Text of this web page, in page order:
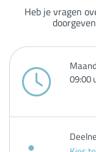
Heb je vragen
09:00